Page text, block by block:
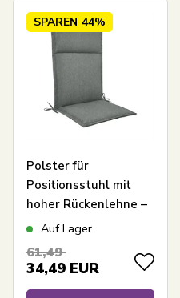
SPAREN 44%
Polster für
Positionsstuhl mit
hoher Rückenlehne –
5 cm Dicke – Grünes
Komfort – Nordstrand
Auf Lager
61,49
34,49 EUR